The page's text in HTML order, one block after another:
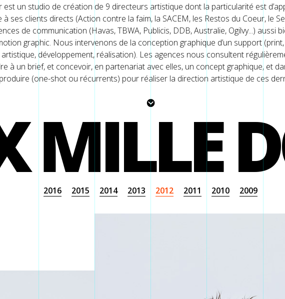
est un studio de création de 9 directeurs artistique dont la particularité est
ses clients directs (Action contre la faim, la SACEM, les Restos du Coeur, le
de communication (Havas, TBWA, Publicis, DDB, Australie, Ogilvy...) aussi
graphic. Nous intervenons de la conception graphique d’un support (print,
développement, réalisation). Les agences nous consultent
à un brief, et concevoir, en partenariat avec elles, un concept graphique, et
produire (one-shot ou récurrents) pour réaliser la direction artistique de ces
MILLE
2016 2015 2014 2013 2012 2011 2010 2009